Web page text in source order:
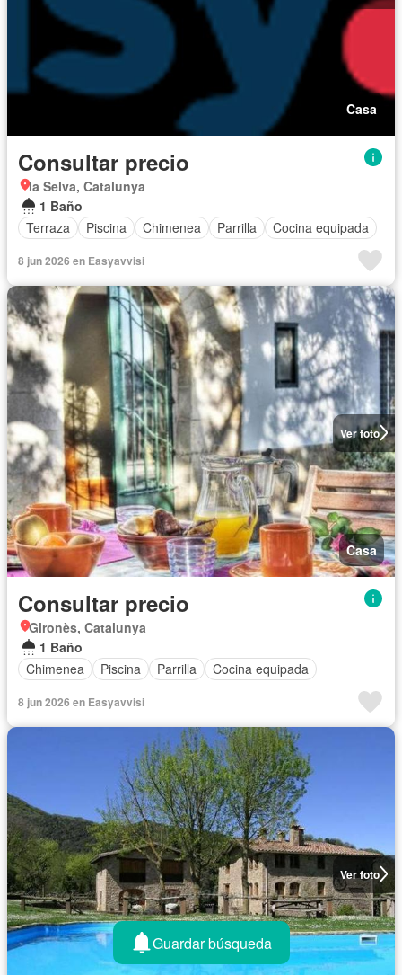
Casa
Consultar precio
la Selva, Catalunya
1 Baño
Terraza
Piscina Chimenea Parrilla Cocina equipada
8 jun 2026 en Easyavvisi
Ver foto
Casa
Consultar precio
Gironès, Catalunya
1 Baño
Chimenea
Piscina Parrilla Cocina equipada
8 jun 2026 en Easyavvisi
Ver foto
Guardar búsqueda